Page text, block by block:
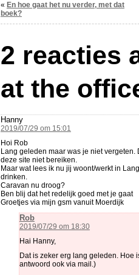
« En hoe gaat het nu verder, met dat
boek?
2 reacties
at the
Hanny
2019/07/29 om 15:01
Hoi Rob
Lang geleden maar was je niet
deze site niet bereiken.
Maar wat lees ik nu jij woont/werkt in
drinken.
Caravan nu droog?
Ben blij dat het redelijk goed met je gaat
Groetjes via mijn gsm vanuit Moerdijk
Rob
2019/07/29 om 18:30
Hai Hanny,
Dat is zeker erg lang geleden. Hoe
antwoord ook via mail.)